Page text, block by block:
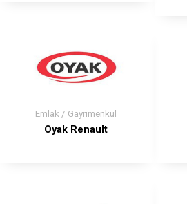
Emlak / Gayrimenkul
Oyak Renault